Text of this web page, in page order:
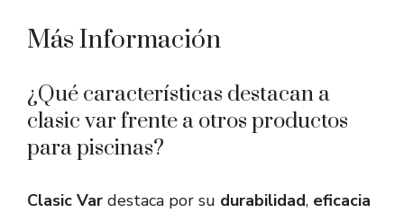
Más Información
¿Qué características destacan a
clasic var frente a otros productos
para piscinas?
Clasic Var destaca por su durabilidad, eficacia